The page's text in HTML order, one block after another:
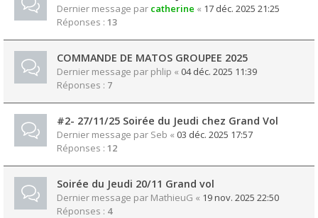
Dernier message par catherine « 17 déc. 2025 21:25
Réponses : 13
COMMANDE DE MATOS GROUPEE 2025
Dernier message par phlip « 04 déc. 2025 11:39
Réponses : 7
#2- 27/11/25 Soirée du Jeudi chez Grand Vol
Dernier message par Seb « 03 déc. 2025 17:57
Réponses : 12
Soirée du Jeudi 20/11 Grand vol
Dernier message par MathieuG « 19 nov. 2025 22:50
Réponses : 4